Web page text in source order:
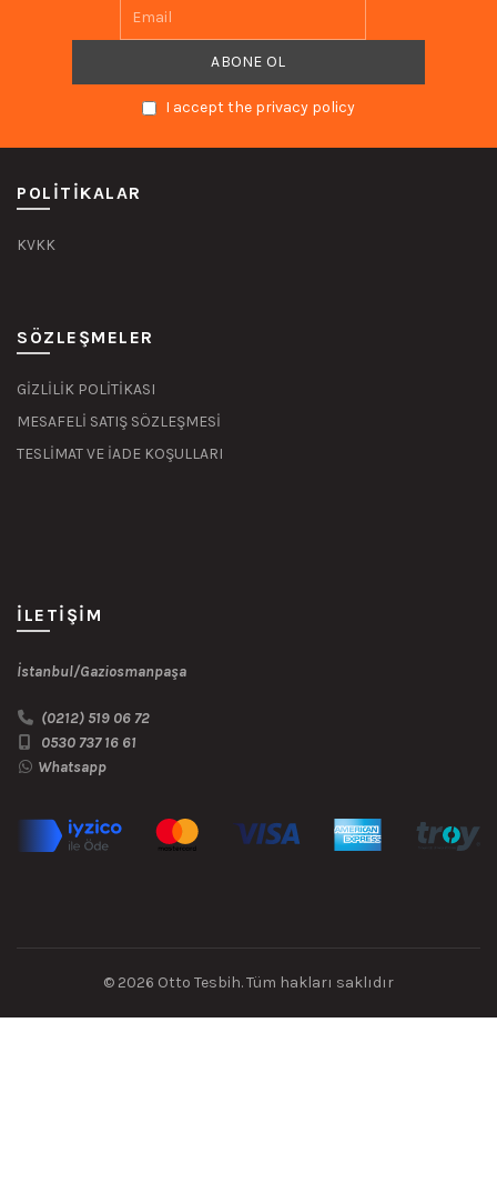
I accept the privacy policy
POLITIKALAR
KVKK
SÖZLEŞMELER
GİZLİLİK POLİTİKASI
MESAFELİ SATIŞ SÖZLEŞMESİ
TESLİMAT VE İADE KOŞULLARI
İLETIŞIM
İstanbul/Gaziosmanpaşa
(0212) 519 06 72
0530 737 16 61
Whatsapp
© 2026 Otto Tesbih. Tüm hakları saklıdır